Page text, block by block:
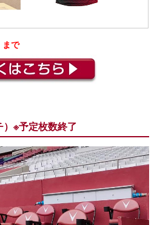
まで
※予定枚数終了